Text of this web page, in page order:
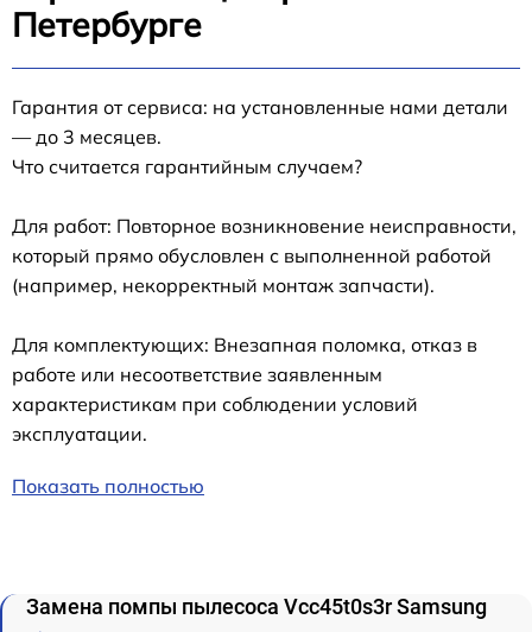
Петербурге
Гарантия от сервиса: на установленные нами детали
— до 3 месяцев.
Что считается гарантийным случаем?
Для работ: Повторное возникновение неисправности,
который прямо обусловлен с выполненной работой
(например, некорректный монтаж запчасти).
Для комплектующих: Внезапная поломка, отказ в
работе или несоответствие заявленным
характеристикам при соблюдении условий
эксплуатации.
Показать полностью
Замена помпы пылесоса Vcc45t0s3r Samsung